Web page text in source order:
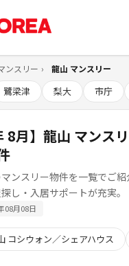
ンスリー 龍山 マンスリー
鷺梁津 梨大 市庁
8月】龍山 マンス
ンスリー物件を一覧でご
し・入居サポートが充実。
08月08日
コシウォン／シェアハウス